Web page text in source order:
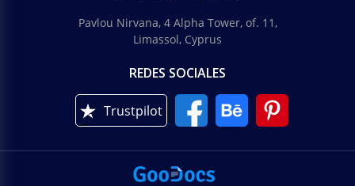
Pavlou Nirvana, 4 Alpha Tower, of. 11,
Limassol, Cyprus
REDES SOCIALES
Trustpilot